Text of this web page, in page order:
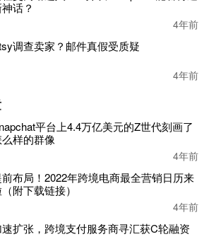
圣诞节还有半年的时候，Allegro
件圣诞树的装饰品。消费者在平台
品，其中包括：圣诞树、圣诞树挂
、桌面摆件、圣诞马槽等。
话？
4年前
调查卖家？邮件真假受质疑
4年前
平台上4.4万亿美元的Z世代刻画了
样的群像
4年前
布局！2022年跨境电商最全营销日历来
附下载链接）
4年前
速扩张，跨境支付服务商寻汇获C轮融资